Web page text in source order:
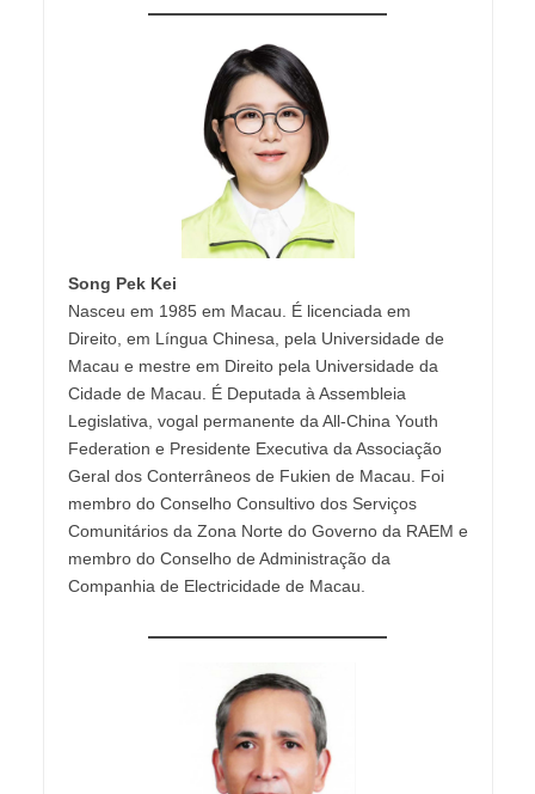
Song Pek Kei
Nasceu em 1985 em Macau. É licenciada em
Direito, em Língua Chinesa, pela Universidade de
Macau e mestre em Direito pela Universidade da
Cidade de Macau. É Deputada à Assembleia
Legislativa, vogal permanente da All-China Youth
Federation e Presidente Executiva da Associação
Geral dos Conterrâneos de Fukien de Macau. Foi
membro do Conselho Consultivo dos Serviços
Comunitários da Zona Norte do Governo da RAEM e
membro do Conselho de Administração da
Companhia de Electricidade de Macau.